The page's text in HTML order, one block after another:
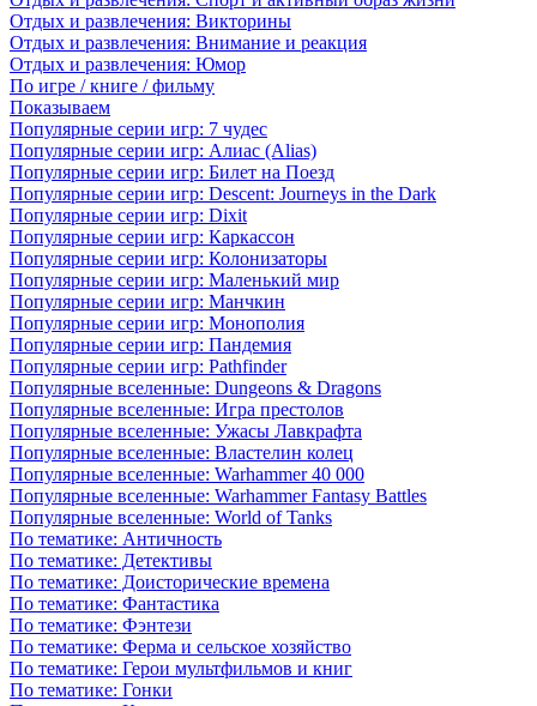
Отдых и развлечения: Викторины
Отдых и развлечения: Внимание и реакция
Отдых и развлечения: Юмор
По игре / книге / фильму
Показываем
Популярные серии игр: 7 чудес
Популярные серии игр: Алиас (Alias)
Популярные серии игр: Билет на Поезд
Популярные серии игр: Descent: Journeys in the Dark
Популярные серии игр: Dixit
Популярные серии игр: Каркассон
Популярные серии игр: Колонизаторы
Популярные серии игр: Маленький мир
Популярные серии игр: Манчкин
Популярные серии игр: Монополия
Популярные серии игр: Пандемия
Популярные серии игр: Pathfinder
Популярные вселенные: Dungeons & Dragons
Популярные вселенные: Игра престолов
Популярные вселенные: Ужасы Лавкрафта
Популярные вселенные: Властелин колец
Популярные вселенные: Warhammer 40 000
Популярные вселенные: Warhammer Fantasy Battles
Популярные вселенные: World of Tanks
По тематике: Античность
По тематике: Детективы
По тематике: Доисторические времена
По тематике: Фантастика
По тематике: Фэнтези
По тематике: Ферма и сельское хозяйство
По тематике: Герои мультфильмов и книг
По тематике: Гонки